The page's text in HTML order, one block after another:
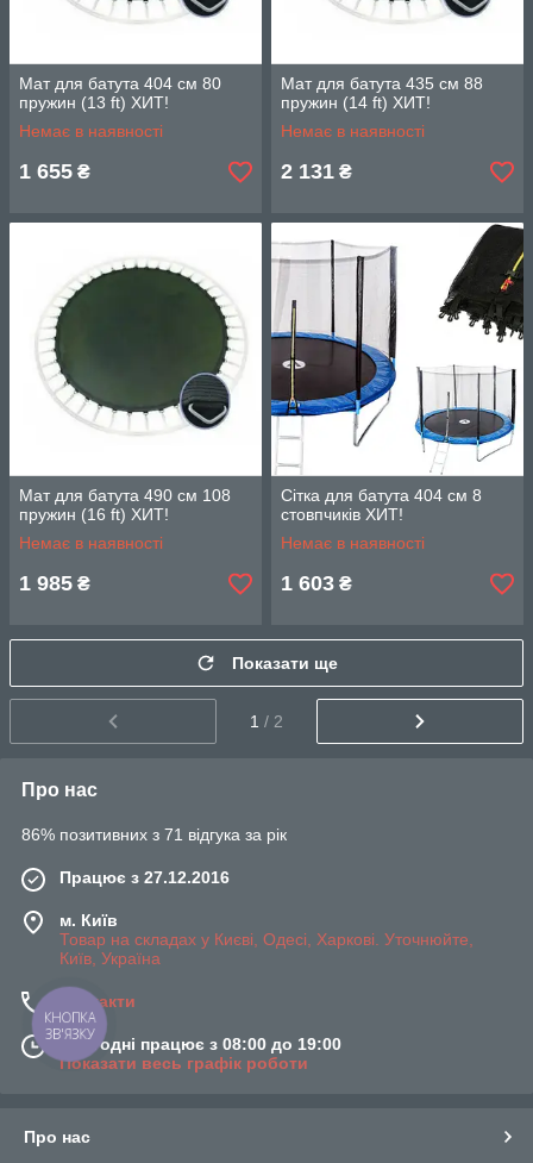
Мат для батута 404 см 80
пружин (13 ft) ХИТ!
Немає в наявності
1 655 ₴
Мат для батута 435 см 88
пружин (14 ft) ХИТ!
Немає в наявності
2 131 ₴
Мат для батута 490 см 108
пружин (16 ft) ХИТ!
Немає в наявності
1 985 ₴
Сітка для батута 404 см 8
стовпчиків ХИТ!
Немає в наявності
1 603 ₴
Показати ще
1 / 2
Про нас
86% позитивних з 71 відгука за рік
Працює з 27.12.2016
м. Київ
Товар на складах у Києві, Одесі, Харкові. Уточнюйте,
Київ, Україна
Контакти
Сьогодні працює з 08:00 до 19:00
Показати весь графік роботи
Про нас
КНОПКА
ЗВ'ЯЗКУ